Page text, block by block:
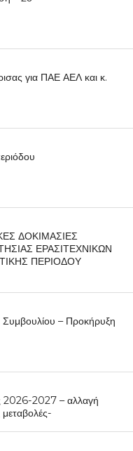
για ΠΑΕ ΑΕΛ και κ.
ΔΟΚΙΜΑΣΙΕΣ
ΕΡΑΣΙΤΕΧΝΙΚΩΝ
ΠΕΡΙΟΔΟΥ
Συμβουλίου – Προκήρυξη
2026-2027 – αλλαγή
μεταβολές-